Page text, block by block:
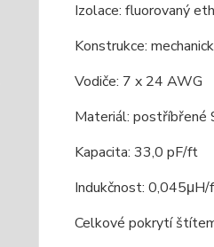
Izolace: fluorovaný
Konstrukce:
Vodiče: 7 x 24 AWG
Materiál: postříbřené
Kapacita: 33,0 pF/ft
Indukčnost:
Celkové pokrytí